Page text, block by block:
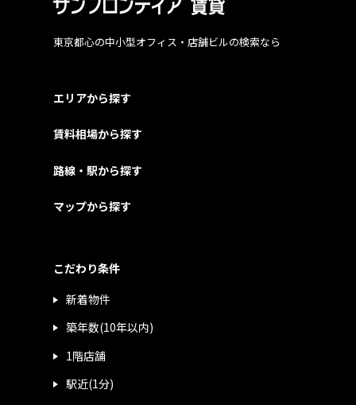
東京都心の中小型オフィス・店舗ビルの検索なら
エリアから探す
賃料相場から探す
路線・駅から探す
マップから探す
こだわり条件
新着物件
築年数(10年以内)
1階店舗
駅近(1分)